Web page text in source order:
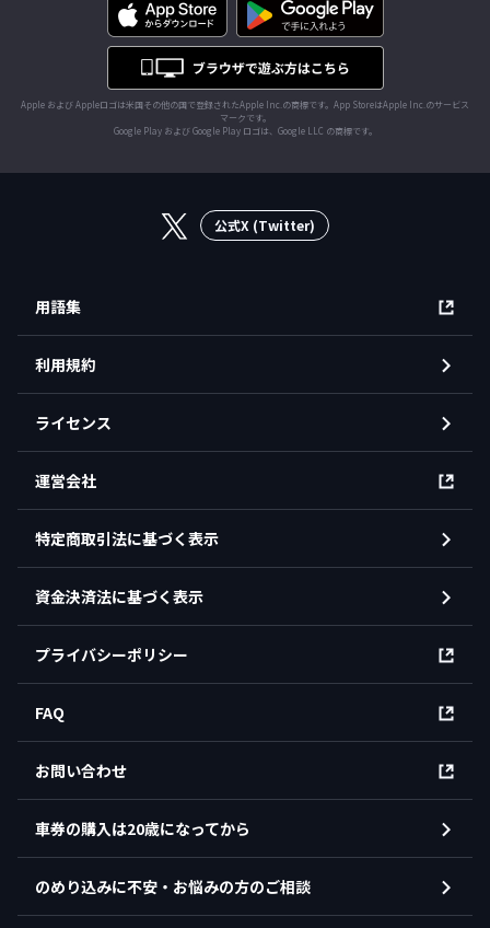
Apple および Appleロゴは米国その他の国で登録されたApple Inc.の商標です。App StoreはApple Inc.のサービス
マークです。
Google Play および Google Play ロゴは、Google LLC の商標です。
公式X (Twitter)
用語集
利用規約
ライセンス
運営会社
特定商取引法に基づく表示
資金決済法に基づく表示
プライバシーポリシー
FAQ
お問い合わせ
車券の購入は20歳になってから
のめり込みに不安・お悩みの方のご相談